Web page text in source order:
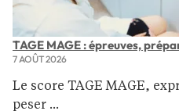
TAGE MAGE : épreuves,
7 AOÛT 2026
Le score TAGE MAGE,
peser ...